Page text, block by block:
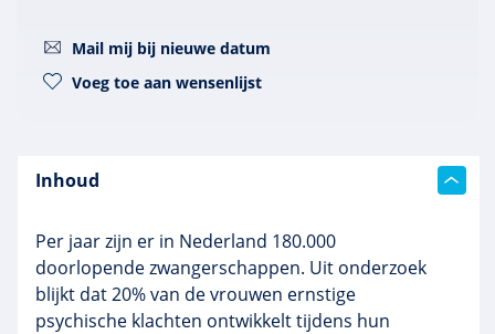
Mail mij bij nieuwe datum
Voeg toe aan wensenlijst
Inhoud
Per jaar zijn er in Nederland 180.000
doorlopende zwangerschappen. Uit onderzoek
blijkt dat 20% van de vrouwen ernstige
psychische klachten ontwikkelt tijdens hun